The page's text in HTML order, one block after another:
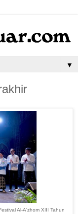
▼
Al-A'zhom XIII Tahun